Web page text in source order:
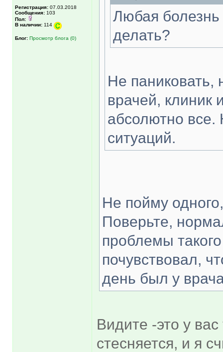
Регистрация: 07.03.2018
Сообщения: 103
Пол:
В наличии: 114
Блог: Просмотр блога (0)
Любая болезнь
делать?
Не паниковать,
врачей, клиник
абсолютно
ситуаций.
Не пойму
Поверьте,
проблемы
почувствовал,
день был у
Видите -это у
стесняется, и я